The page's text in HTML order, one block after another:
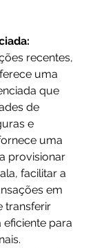
recentes,
uma
que
de
e
uma
provisionar
facilitar a
em
transferir
para